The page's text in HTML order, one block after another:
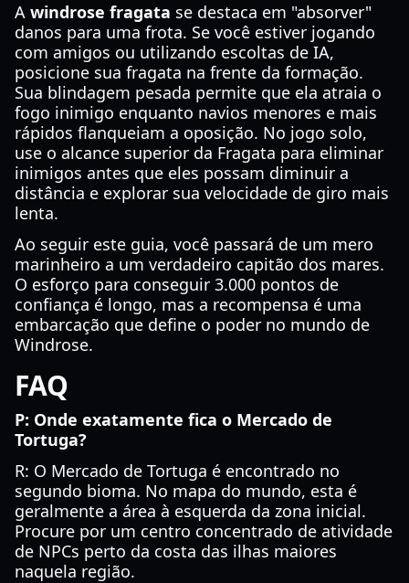
A windrose fragata se destaca em "absorver"
danos para uma frota. Se você estiver jogando
com amigos ou utilizando escoltas de IA,
posicione sua fragata na frente da formação.
Sua blindagem pesada permite que ela atraia o
fogo inimigo enquanto navios menores e mais
rápidos flanqueiam a oposição. No jogo solo,
use o alcance superior da Fragata para eliminar
inimigos antes que eles possam diminuir a
distância e explorar sua velocidade de giro mais
lenta.
Ao seguir este guia, você passará de um mero
marinheiro a um verdadeiro capitão dos mares.
O esforço para conseguir 3.000 pontos de
confiança é longo, mas a recompensa é uma
embarcação que define o poder no mundo de
Windrose.
FAQ
P: Onde exatamente fica o Mercado de
Tortuga?
R: O Mercado de Tortuga é encontrado no
segundo bioma. No mapa do mundo, esta é
geralmente a área à esquerda da zona inicial.
Procure por um centro concentrado de atividade
de NPCs perto da costa das ilhas maiores
naquela região.